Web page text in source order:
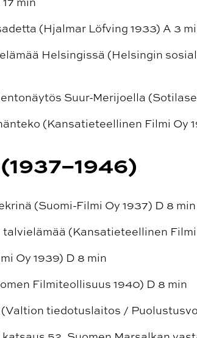
(Hjalmar Löfving 1933) A 3
Helsingissä (Helsingin
Suur-Merijoella
(Kansatieteellinen Filmi Oy
(Suomi-Filmi Oy 1937) D 8 min
(Kansatieteellinen Filmi
Oy 1939) D 8 min
Filmiteollisuus 1940) D 8 min
tiedotuslaitos /